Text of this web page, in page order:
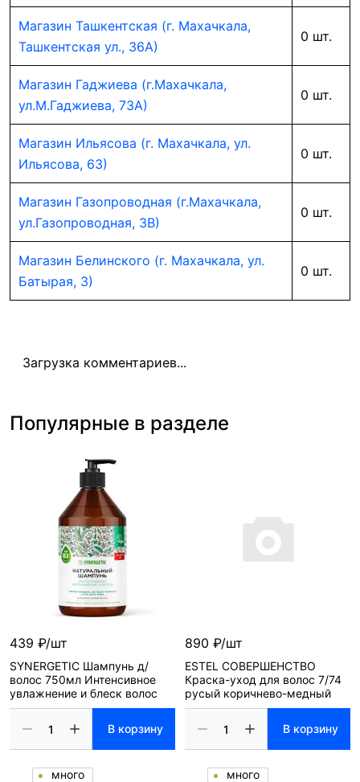
Магазин Ташкентская (г. Махачкала,
Ташкентская ул., 36А)
0 шт.
Магазин Гаджиева (г.Махачкала,
ул.М.Гаджиева, 73А)
0 шт.
Магазин Ильясова (г. Махачкала, ул.
Ильясова, 63)
0 шт.
Магазин Газопроводная (г.Махачкала,
ул.Газопроводная, 3В)
0 шт.
Магазин Белинского (г. Махачкала, ул.
Батырая, 3)
0 шт.
Загрузка комментариев...
Популярные в разделе
439 ₽/шт
SYNERGETIC Шампунь д/
волос 750мл Интенсивное
увлажнение и блеск волос
В корзину
много
890 ₽/шт
ESTEL СОВЕРШЕНСТВО
Краска-уход для волос 7/74
русый коричнево-медный
В корзину
много